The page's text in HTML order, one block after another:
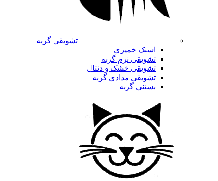
تشویقی گربه
اسنک خمیری
تشویقی نرم گربه
تشویقی خشک و دنتال
تشویقی مدادی گربه
بستنی گربه